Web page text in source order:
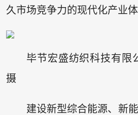
久市场竞争力的现代化产业体
毕节宏盛纺织科技有限
摄
建设新型综合能源、新